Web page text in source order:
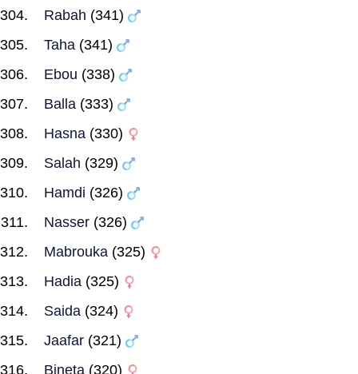
Rabah (341)
Taha (341)
Ebou (338)
Balla (333)
Hasna (330)
Salah (329)
Hamdi (326)
Nasser (326)
Mabrouka (325)
Hadia (325)
Saida (324)
Jaafar (321)
Bineta (320)